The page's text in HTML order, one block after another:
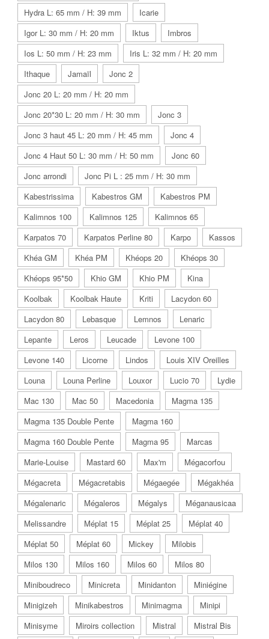
Hydra L: 65 mm / H: 39 mm
Icarie
Igor L: 30 mm / H: 20 mm
Iktus
Imbros
Ios L: 50 mm / H: 23 mm
Iris L: 32 mm / H: 20 mm
Ithaque
Jamaïl
Jonc 2
Jonc 20 L: 20 mm / H: 20 mm
Jonc 20*30 L: 20 mm / H: 30 mm
Jonc 3
Jonc 3 haut 45 L: 20 mm / H: 45 mm
Jonc 4
Jonc 4 Haut 50 L: 30 mm / H: 50 mm
Jonc 60
Jonc arrondi
Jonc Pi L : 25 mm / H: 30 mm
Kabestrissima
Kabestros GM
Kabestros PM
Kalimnos 100
Kalimnos 125
Kalimnos 65
Karpatos 70
Karpatos Perline 80 Karpo
Kassos
Khéa GM
Khéa PM Khéops 20
Khéops 30
Khéops 95*50
Khio GM Khio PM
Kina
Koolbak
Koolbak Haute Kriti
Lacydon 60
Lacydon 80
Lebasque Lemnos
Lenaric
Lepante
Leros Leucade
Levone 100
Levone 140
Licorne Lindos
Louis XIV Oreilles
Louna
Louna Perline Louxor Lucio 70
Lydie
Mac 130
Mac 50 Macedonia
Magma 135
Magma 135 Double Pente
Magma 160
Magma 160 Double Pente
Magma 95
Marcas
Marie-Louise
Mastard 60 Max'm
Mégacorfou
Mégacreta
Mégacretabis Mégaegée
Mégakhéa
Mégalenaric
Mégaleros Mégalys
Méganausicaa
Melissandre
Méplat 15 Méplat 25
Méplat 40
Méplat 50
Méplat 60 Mickey
Milobis
Milos 130
Milos 160 Milos 60
Milos 80
Miniboudreco
Minicreta Minidanton
Miniégine
Minigizeh
Minikabestros Minimagma
Minipi
Minisyme
Miroirs collection Mistral
Mistral Bis